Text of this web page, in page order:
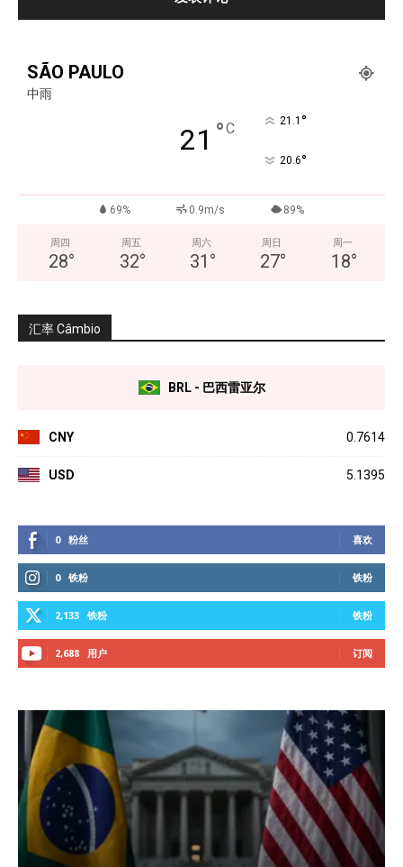
SÃO PAULO
中雨
21 °C 21.1 °
20.6°
69% 0.9m/s 89%
周四
28°
周五
32°
周六
31 °
周日
27°
周一
18°
汇率 Câmbio
BRL - 巴西雷亚尔
CNY 0.7614
USD 5.1395
0 粉丝 喜欢
0 铁粉 铁粉
2,133 铁粉 铁粉
2,688 用户 订阅